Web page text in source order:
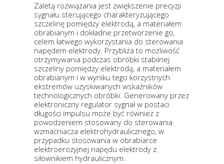
Zaletą rozwiązania jest zwiększenie precyzji
sygnału sterującego charakteryzującego
szczelinę pomiędzy elektrodą, a materiałem
obrabianym i dokładne przetworzenie go,
celem łatwego wykorzystania do sterowania
napędem elektrody. Przybliża to możliwość
otrzymywania podczas obróbki stabilnej
szczeliny pomiędzy elektrodą, a materiałem
obrabianym i w wyniku tego korzystnych
ekstremów uzyskiwanych wskaźników
technologicznych obróbki. Generowany przez
elektroniczny regulator sygnał w postaci
długości impulsu może być również z
powodzeniem stosowany do sterowania
wzmacniacza elektrohydraulicznego, w
przypadku stosowania w obrabiarce
elektroerozyjnej napędu elektrody z
siłownikiem hydraulicznym.